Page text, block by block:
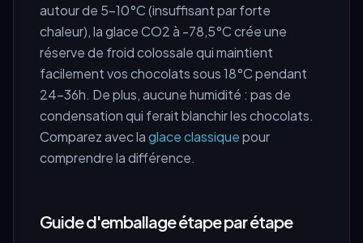
autour de 5-10°C (insuffisant par forte
chaleur), la glace CO2 à -78,5°C crée une
réserve de froid colossale qui maintient
facilement vos chocolats sous 18°C pendant
24-36h. De plus, aucune humidité : pas de
condensation qui ferait blanchir les chocolats.
Comparez avec laglace classiquepour
comprendre la différence.
Guide d'emballage étape par étape